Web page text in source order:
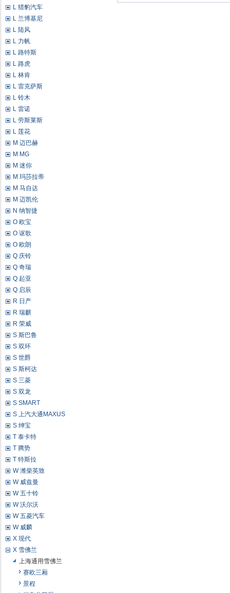
L 猎豹汽车
L 兰博基尼
L 陆风
L 力帆
L 路特斯
L 路虎
L 林肯
L 雷克萨斯
L 铃木
L 雷诺
L 劳斯莱斯
L 莲花
M 迈巴赫
M MG
M 迷你
M 玛莎拉蒂
M 马自达
M 迈凯伦
N 纳智捷
O 欧宝
O 讴歌
O 欧朗
Q 庆铃
Q 奇瑞
Q 起亚
Q 启辰
R 日产
R 瑞麒
R 荣威
S 斯巴鲁
S 双环
S 世爵
S 斯柯达
S 三菱
S 双龙
S SMART
S 上汽大通MAXUS
S 绅宝
T 泰卡特
T 腾势
T 特斯拉
W 潍柴英致
W 威兹曼
W 五十铃
W 沃尔沃
W 五菱汽车
W 威麟
X 现代
X 雪佛兰
上海通用雪佛兰
赛欧三厢
景程